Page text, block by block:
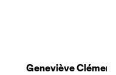
Geneviève Clément